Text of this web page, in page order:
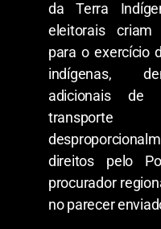
da Terra
eleitorais criam
para o exercício
indígenas,
adicionais de
direitos pelo
procurador
no parecer